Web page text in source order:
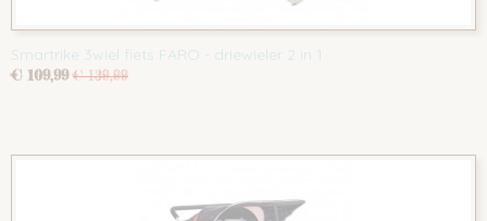
Smartrike 3wiel fiets FARO - driewieler 2 in 1
€ 109,99 € 139,99